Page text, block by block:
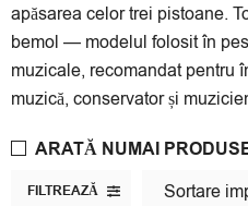
apăsarea celor trei pistoane.
bemol — modelul folosit în
muzicale, recomandat pentru
muzică, conservator și
FILTREAZĂ Sortare
ARATĂ NUMAI